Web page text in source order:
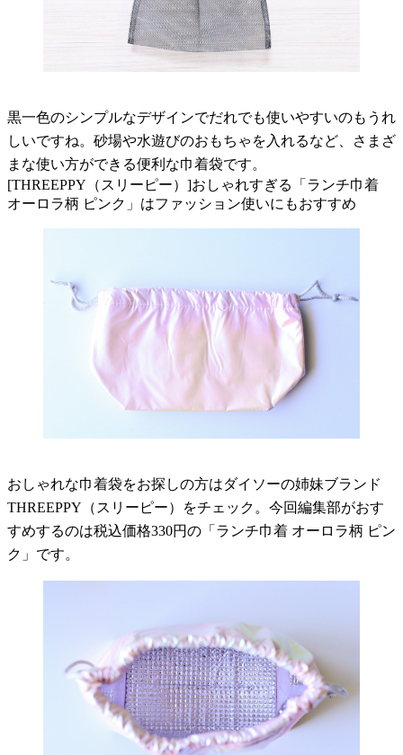
黒一色のシンプルなデザインでだれでも使いやすいのもうれ
しいですね。砂場や水遊びのおもちゃを入れるなど、さまざ
まな使い方ができる便利な巾着袋です。
[THREEPPY（スリーピー）]おしゃれすぎる「ランチ巾着
オーロラ柄 ピンク」はファッション使いにもおすすめ
おしゃれな巾着袋をお探しの方はダイソーの姉妹ブランド
THREEPPY（スリーピー）をチェック。今回編集部がおす
すめするのは税込価格330円の「ランチ巾着 オーロラ柄 ピン
ク」です。